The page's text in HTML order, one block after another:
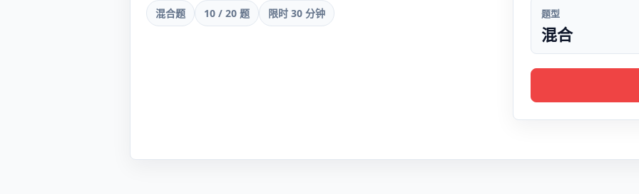
混合题 10 / 20 题 限时 30 分钟 题型
混合